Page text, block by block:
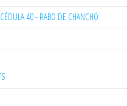
40 - RABO DE CHANCHO